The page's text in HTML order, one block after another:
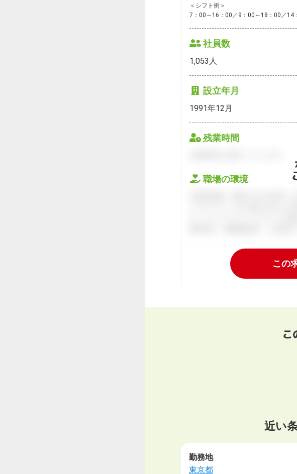
＜シフト例＞
7：00～16：00／9：00～18：00／14
社員数
1,053 人
設立年月
1991年12月
残業時間
職場の環境
この
こ
近い
勤務地
東京都